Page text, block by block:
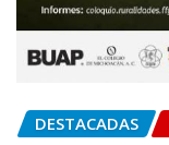
DESTACADAS